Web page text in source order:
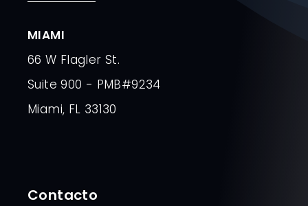
MIAMI
66 W Flagler St.
Suite 900 - PMB#9234
Miami, FL 33130
Contacto